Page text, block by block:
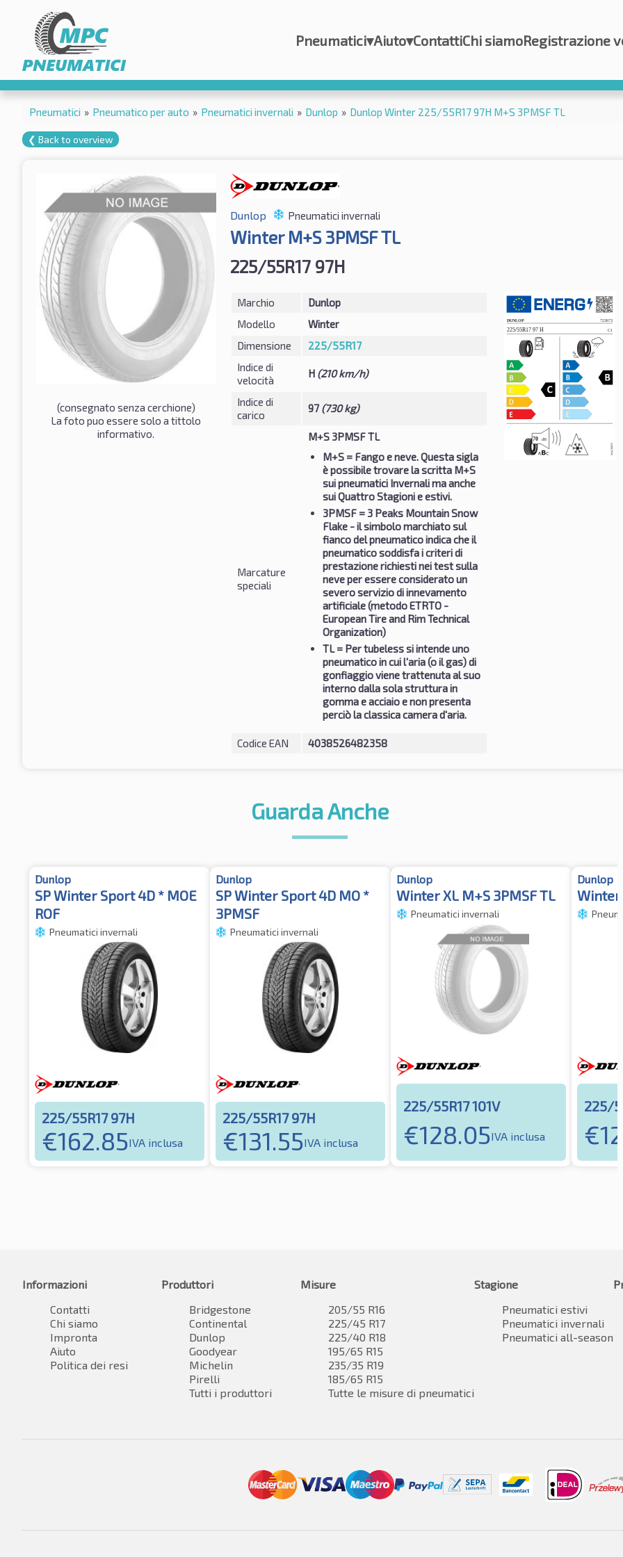
Pneumatici▾Aiuto▾ContattiChi siamoRegistrazione
Pneumatici » Pneumatico per auto » Pneumatici invernali » Dunlop » Dunlop Winter 225/55R17 97H M+S 3PMSF TL
❮ Back to overview
(consegnato senza cerchione)
La foto puo essere solo a tittolo
informativo.
Dunlop Pneumatici invernali
Winter M+S 3PMSF TL
225/55R17 97H
Marchio
Dunlop
Modello
Winter
Dimensione
225/55R17
Indice di
velocità
H (210 km/h)
Indice di
carico
97 (730 kg)
Marcature
speciali
M+S 3PMSF TL
M+S= Fango e neve. Questa sigla
è possibile trovare la scritta M+S
sui pneumatici Invernali ma anche
sui Quattro Stagioni e estivi.
3PMSF= 3 Peaks Mountain Snow
Flake - il simbolo marchiato sul
fianco del pneumatico indica che il
pneumatico soddisfa i criteri di
prestazione richiesti nei test sulla
neve per essere considerato un
severo servizio di innevamento
artificiale (metodo ETRTO -
European Tire and Rim Technical
Organization)
TL= Per tubeless si intende uno
pneumatico in cui l'aria (o il gas) di
gonfiaggio viene trattenuta al suo
interno dalla sola struttura in
gomma e acciaio e non presenta
perciò la classica camera d'aria.
Codice EAN 4038526482358
Guarda Anche
Dunlop
SP Winter Sport 4D * MOE
ROF
Pneumatici invernali
225/55R17 97H
€162.85IVA inclusa
Dunlop
SP Winter Sport 4D MO *
3PMSF
Pneumatici invernali
225/55R17 97H
€131.55IVA inclusa
Dunlop
Winter XL M+S 3PMSF TL
Pneumatici invernali
225/55R17 101V
€128.05IVA inclusa
Dunlop
Winter
225/
€
Informazioni
Contatti
Chi siamo
Impronta
Aiuto
Politica dei resi
Produttori
Bridgestone
Continental
Dunlop
Goodyear
Michelin
Pirelli
Tutti i produttori
Misure
205/55 R16
225/45 R17
225/40 R18
195/65 R15
235/35 R19
185/65 R15
Tutte le misure di pneumatici
Stagione
Pneumatici estivi
Pneumatici invernali
Pneumatici all-season